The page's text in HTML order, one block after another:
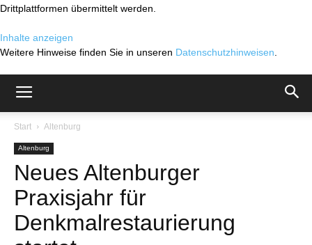
Drittplattformen übermittelt werden.
Inhalte anzeigen
Weitere Hinweise finden Sie in unseren Datenschutzhinweisen
Start Altenburg
Altenburg
Neues Altenburger
Praxisjahr für
Denkmalrestaurierung